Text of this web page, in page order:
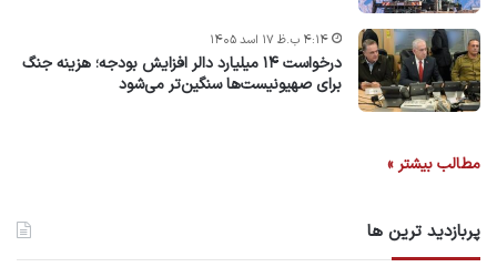
درخواست ۱۴ میلیارد دالر افزایش بودجه؛ هزینه جنگ
برای صهیونیست‌ها سنگین‌تر می‌شود
۴:۱۴ ب.ظ ۱۷ اسد ۱۴۰۵
مطالب بیشتر »
پربازدید ترین ها